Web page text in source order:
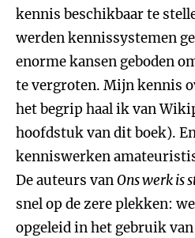
kennis beschikbaar te
werden kennissystemen
enorme kansen geboden
te vergroten. Mijn kennis
het begrip haal ik van
hoofdstuk van dit boek).
kenniswerken
De auteurs vanOns werk is
snel op de zere plekken:
opgeleid in het gebruik